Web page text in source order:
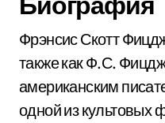
Фрэнсис Скотт
также как Ф.С.
американским
одной из культовых